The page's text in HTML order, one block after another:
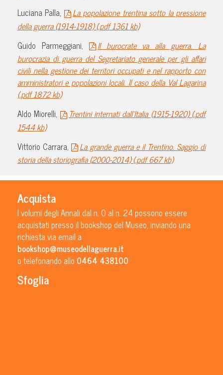
Luciana Palla,
La popolazione trentina sotto la pressione
della guerra (1914-1918) (.pdf 1361 kb)
Guido Parmeggiani,
Il burocrate va alla guerra. La
burocrazia di guerra del Segretariato generale per gli affari
civili nella gestione dei territori occupati e nel rapporto con
amministratori e popolazioni locali. Il caso della Val Lagarina
(.pdf 1872 kb)
Aldo Miorelli,
Trentini internati dall’Italia (1915-1920) (.pdf
1544 kb)
Vittorio Carrara,
La grande guerra e il Trentino. Saggio di
storia della storiografia (2000-2014) (.pdf 667 kb)
Acquista
I volumi degli Annali dal n. 0 al n. 24 possono essere
acquistati presso il bookshop del Museo, inviando una
richiesta via email a
bookshop@museodellaguerra.it
o telefonando allo 0464 438100
Sfoglia